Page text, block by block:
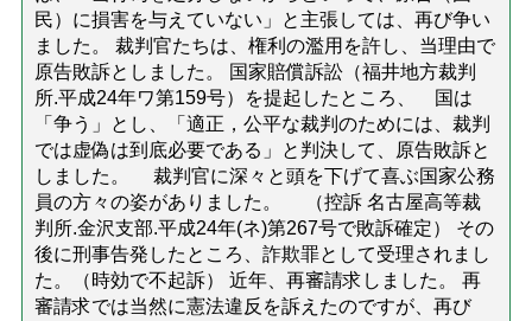
民）に損害を与えていない」と主張しては、再び争い
ました。 裁判官たちは、権利の濫用を許し、当理由で
原告敗訴としました。 国家賠償訴訟（福井地方裁判
所.平成24年ワ第159号）を提起したところ、 国は
「争う」とし、「適正，公平な裁判のためには、裁判
では虚偽は到底必要である」と判決して、原告敗訴と
しました。 裁判官に深々と頭を下げて喜ぶ国家公務
員の方々の姿がありました。 （控訴 名古屋高等裁
判所.金沢支部.平成24年(ネ)第267号で敗訴確定） その
後に刑事告発したところ、詐欺罪として受理されまし
た。（時効で不起訴） 近年、再審請求しました。 再
審請求では当然に憲法違反を訴えたのですが、再び